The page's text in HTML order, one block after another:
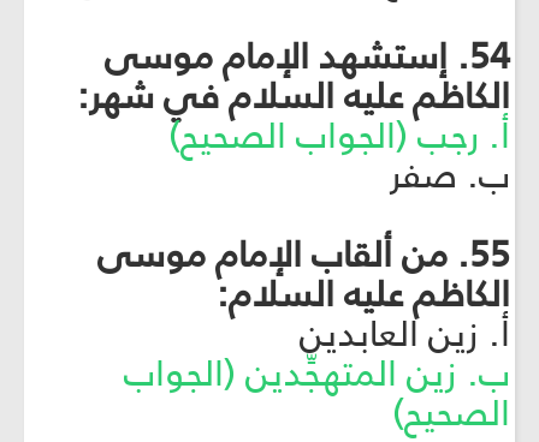
54. إستشهد الإمام موسى
الكاظم عليه السلام في شهر:
أ. رجب (الجواب الصحيح)
ب. صفر
55. من ألقاب الإمام موسى
الكاظم عليه السلام:
أ. زين العابدين
ب. زين المتهجِّدين (الجواب
الصحيح)